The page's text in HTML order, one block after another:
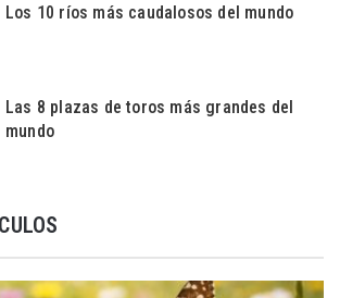
Los 10 ríos más caudalosos del mundo
Las 8 plazas de toros más grandes del
mundo